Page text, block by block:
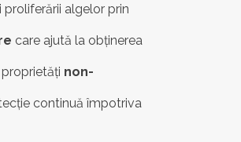
algelor prin
care ajută la obținerea
non-
continuă împotriva